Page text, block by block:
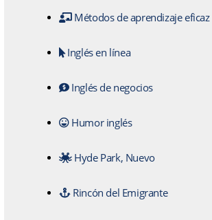
Métodos de aprendizaje eficaz
Inglés en línea
Inglés de negocios
Humor inglés
Hyde Park, Nuevo
Rincón del Emigrante